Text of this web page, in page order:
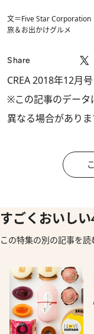
文＝Five Star
旅＆お出かけグルメ
Share
CREA 2018年12月号
※この記事のデータ
異なる場合がありま
すごくおいし
この特集の別の記事を読